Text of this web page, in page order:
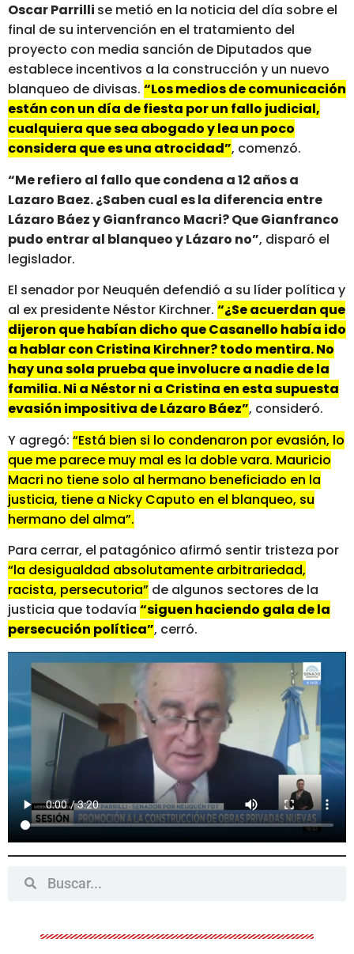
Oscar Parrilli se metió en la noticia del día sobre el
final de su intervención en el tratamiento del
proyecto con media sanción de Diputados que
establece incentivos a la construcción y un nuevo
blanqueo de divisas. “Los medios de comunicación
están con un día de fiesta por un fallo judicial,
cualquiera que sea abogado y lea un poco
considera que es una atrocidad”, comenzó.
“Me refiero al fallo que condena a 12 años a
Lazaro Baez. ¿Saben cual es la diferencia entre
Lázaro Báez y Gianfranco Macri? Que Gianfranco
pudo entrar al blanqueo y Lázaro no”, disparó el
legislador.
El senador por Neuquén defendió a su líder política y
al ex presidente Néstor Kirchner. “¿Se acuerdan que
dijeron que habían dicho que Casanello había ido
a hablar con Cristina Kirchner? todo mentira. No
hay una sola prueba que involucre a nadie de la
familia. Ni a Néstor ni a Cristina en esta supuesta
evasión impositiva de Lázaro Báez”, consideró.
Y agregó: “Está bien si lo condenaron por evasión, lo
que me parece muy mal es la doble vara. Mauricio
Macri no tiene solo al hermano beneficiado en la
justicia, tiene a Nicky Caputo en el blanqueo, su
hermano del alma”.
Para cerrar, el patagónico afirmó sentir tristeza por
“la desigualdad absolutamente arbitrariedad,
racista, persecutoria” de algunos sectores de la
justicia que todavía “siguen haciendo gala de la
persecución política”, cerró.